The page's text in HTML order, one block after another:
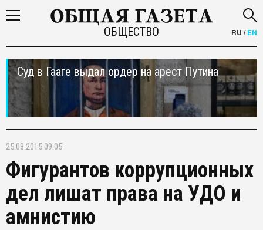
ОБЩЕСТВО RU /EN
Суд в Гааге выдал ордер на арест Путина
25.08.2015 09:05
Фигурантов коррупционных
дел лишат права на УДО и
амнистию